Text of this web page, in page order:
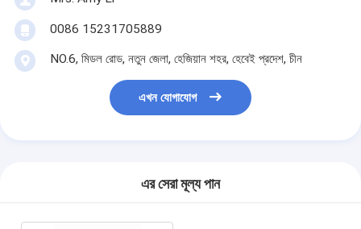
0086 15231705889
NO.6, মিডল রোড, নতুন জেলা, হেজিয়ান শহর, হেবেই প্রদেশ, চীন
এখন যোগাযোগ
এর সেরা মূল্য পান